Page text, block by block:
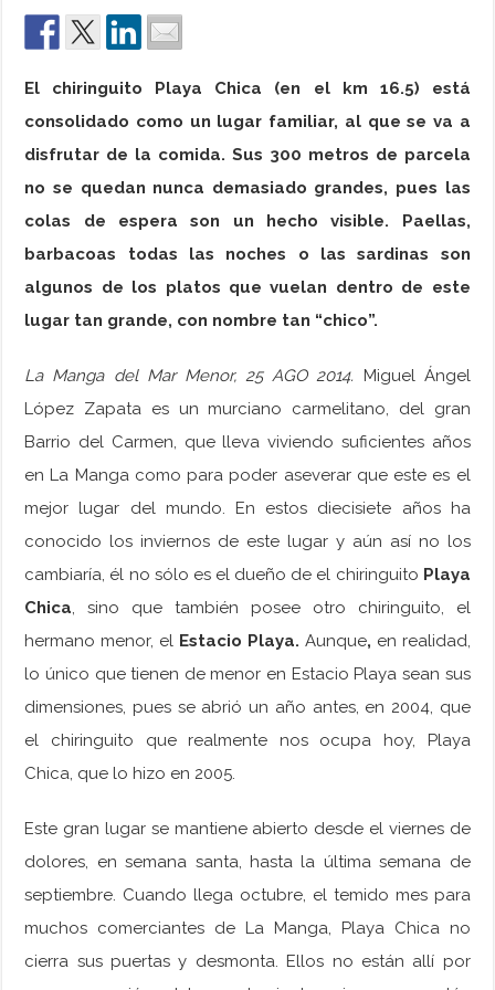
El chiringuito Playa Chica (en el km 16.5) está
consolidado como un lugar familiar, al que se va a
disfrutar de la comida. Sus 300 metros de parcela
no se quedan nunca demasiado grandes, pues las
colas de espera son un hecho visible. Paellas,
barbacoas todas las noches o las sardinas son
algunos de los platos que vuelan dentro de este
lugar tan grande, con nombre tan “chico”.
La Manga del Mar Menor, 25 AGO 2014. Miguel Ángel
López Zapata es un murciano carmelitano, del gran
Barrio del Carmen, que lleva viviendo suficientes años
en La Manga como para poder aseverar que este es el
mejor lugar del mundo. En estos diecisiete años ha
conocido los inviernos de este lugar y aún así no los
cambiaría, él no sólo es el dueño de el chiringuito Playa
Chica, sino que también posee otro chiringuito, el
hermano menor, el Estacio Playa. Aunque, en realidad,
lo único que tienen de menor en Estacio Playa sean sus
dimensiones, pues se abrió un año antes, en 2004, que
el chiringuito que realmente nos ocupa hoy, Playa
Chica, que lo hizo en 2005.
Este gran lugar se mantiene abierto desde el viernes de
dolores, en semana santa, hasta la última semana de
septiembre. Cuando llega octubre, el temido mes para
muchos comerciantes de La Manga, Playa Chica no
cierra sus puertas y desmonta. Ellos no están allí por